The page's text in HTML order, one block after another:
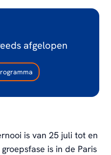
afgelopen
is van 25 juli tot en
is in de Paris